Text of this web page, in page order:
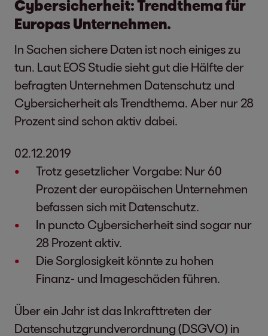
Cybersicherheit: Trendthema für
Europas Unternehmen.
In Sachen sichere Daten ist noch einiges zu
tun. Laut EOS Studie sieht gut die Hälfte der
befragten Unternehmen Datenschutz und
Cybersicherheit als Trendthema. Aber nur 28
Prozent sind schon aktiv dabei.
02.12.2019
Trotz gesetzlicher Vorgabe: Nur 60
Prozent der europäischen Unternehmen
befassen sich mit Datenschutz.
In puncto Cybersicherheit sind sogar nur
28 Prozent aktiv.
Die Sorglosigkeit könnte zu hohen
Finanz- und Imageschäden führen.
Über ein Jahr ist das Inkrafttreten der
Datenschutzgrundverordnung (DSGVO) in